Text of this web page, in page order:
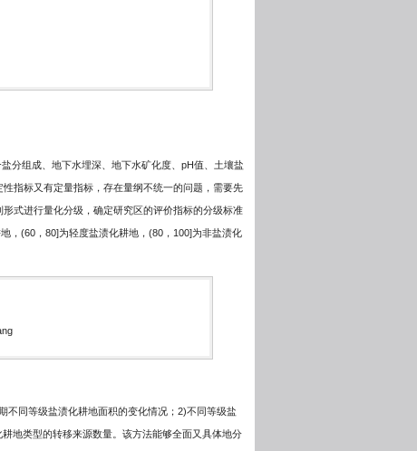
分组成、地下水埋深、地下水矿化度、pH值、土壤盐
指标又有定量指标，存在量纲不统一的问题，需要先
式进行量化分级，确定研究区的评价指标的分级标准
，(60，80]为轻度盐渍化耕地，(80，100]为非盐渍化
不同等级盐渍化耕地面积的变化情况；2)不同等级盐
地类型的转移来源数量。该方法能够全面又具体地分